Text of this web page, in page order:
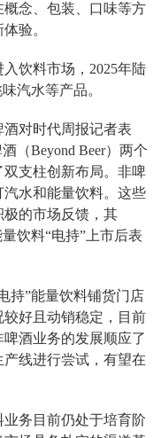
念、包装、口味等方
验。
饮料市场，2025年陆
汽水等产品。
对时代周报记者表
（Beyond Beer）两个
支柱创新布局。非啤
水和能量饮料。这些
的市场反馈，其
饮料“电持”上市后表
持”能量饮料铺货门店
好且动销稳定，目前
酒业务的发展顺应了
线进行尝试，有望在
务目前仍处于培育阶